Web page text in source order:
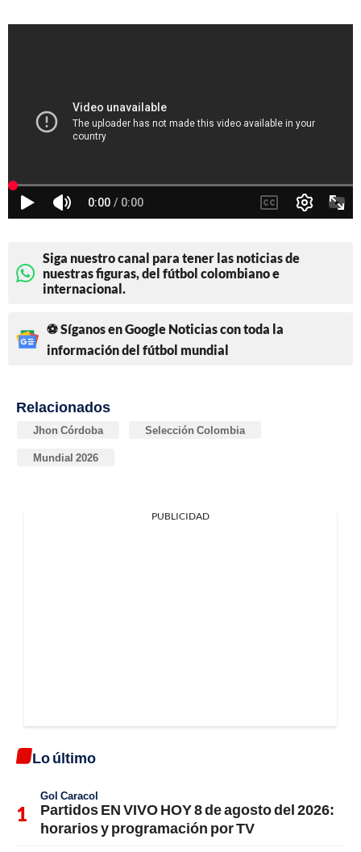
Siga nuestro canal para tener las noticias de
nuestras figuras, del fútbol colombiano e
internacional.
⚽ Síganos en Google Noticias con toda la
información del fútbol mundial
Relacionados
Jhon Córdoba Selección Colombia
Mundial 2026
PUBLICIDAD
Lo último
Gol Caracol
Partidos EN VIVO HOY 8 de agosto del 2026:
horarios y programación por TV